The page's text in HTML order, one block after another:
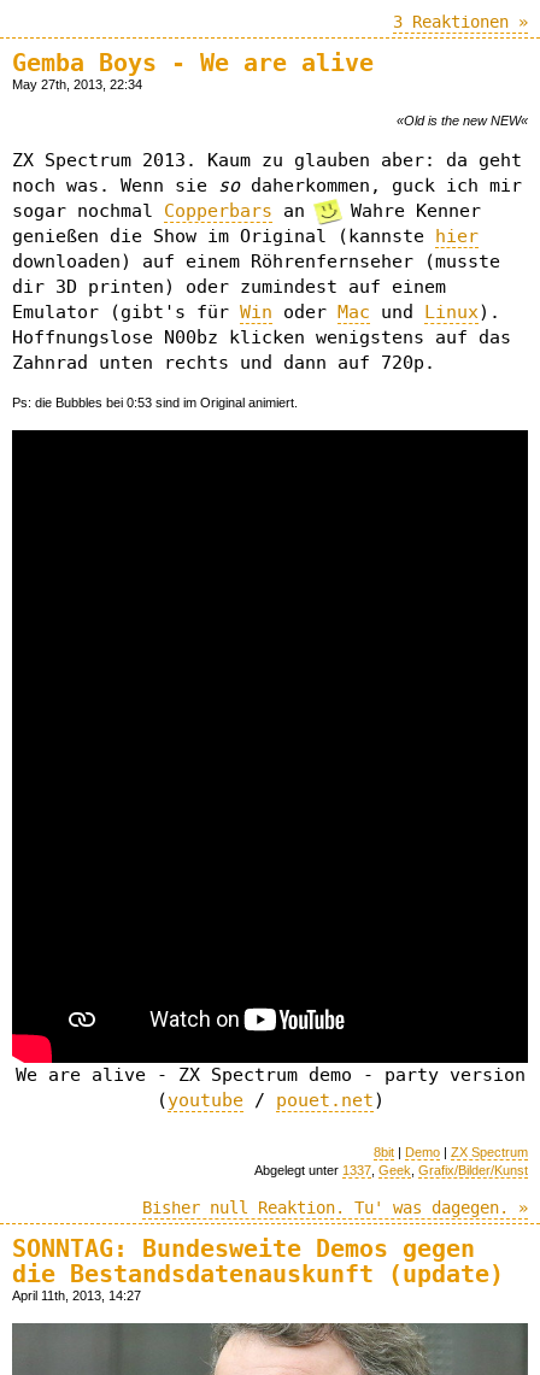
3 Reaktionen »
Gemba Boys - We are alive
May 27th, 2013, 22:34
«Old is the new NEW«
ZX Spectrum 2013. Kaum zu glauben aber: da geht
noch was. Wenn sie sodaherkommen, guck ich mir
sogar nochmal Copperbars an
Wahre Kenner
genießen die Show im Original (kannste hier
downloaden) auf einem Röhrenfernseher (musste
dir 3D printen) oder zumindest auf einem
Emulator (gibt's für Win oder Mac und Linux).
Hoffnungslose N00bz klicken wenigstens auf das
Zahnrad unten rechts und dann auf 720p.
Ps: die Bubbles bei 0:53 sind im Original animiert.
We are alive - ZX Spectrum demo - party version
(youtube/ pouet.net)
8bit | Demo | ZX Spectrum
Abgelegt unter 1337 Geek Grafix/Bilder/Kunst
Bisher null Reaktion. Tu' was dagegen. »
SONNTAG: Bundesweite Demos gegen
die Bestandsdatenauskunft (update)
April 11th, 2013, 14:27